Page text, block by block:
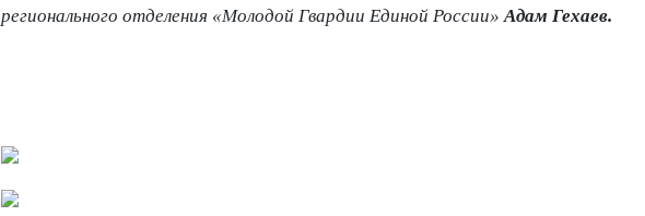
регионального отделения «Молодой Гвардии Единой России»Адам Гехаев.